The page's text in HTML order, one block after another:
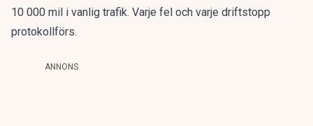
10 000 mil i vanlig trafik. Varje fel och varje driftstopp
protokollförs.
ANNONS